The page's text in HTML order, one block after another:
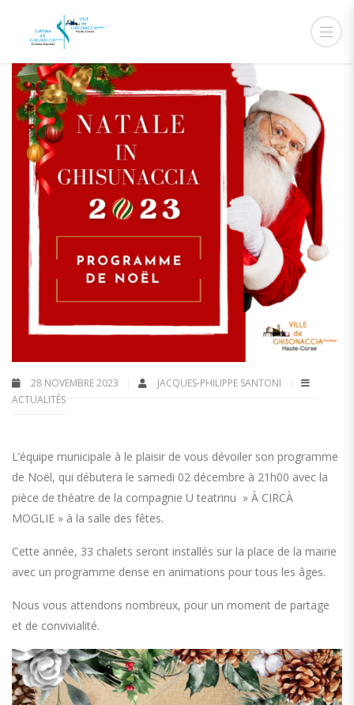
28 NOVEMBRE 2023
JACQUES-PHILIPPE SANTONI
ACTUALITÉS
L’équipe municipale à le plaisir de vous dévoiler son programme
de Noël, qui débutera le samedi 02 décembre à 21h00 avec la
pièce de théatre de la compagnie U teatrinu » À CIRCÀ
MOGLIE » à la salle des fêtes.
Cette année, 33 chalets seront installés sur la place de la mairie
avec un programme dense en animations pour tous les âges.
Nous vous attendons nombreux, pour un moment de partage
et de convivialité.